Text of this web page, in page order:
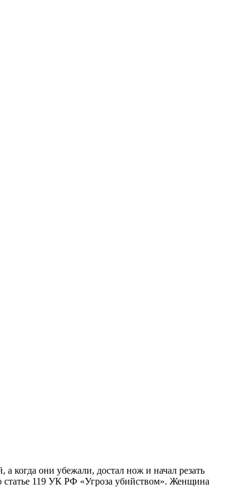
когда они убежали, достал нож и начал резать
119 УК РФ «Угроза убийством». Женщина